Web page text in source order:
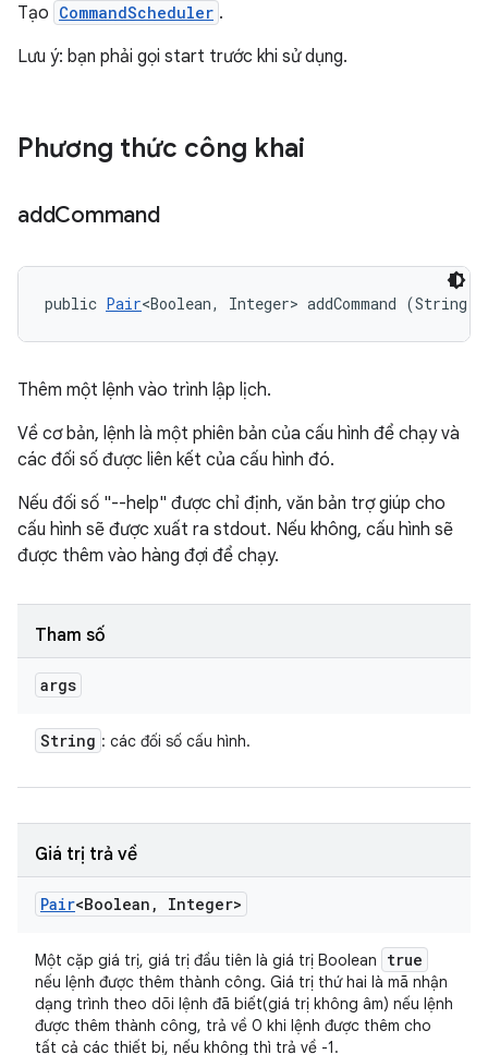
Tạo CommandScheduler .
Lưu ý: bạn phải gọi start trước khi sử dụng.
Phương thức công khai
addCommand
public Pair<Boolean, Integer> addCommand
Thêm một lệnh vào trình lập lịch.
Về cơ bản, lệnh là một phiên bản của cấu hình để chạy và
các đối số được liên kết của cấu hình đó.
Nếu đối số "--help" được chỉ định, văn bản trợ giúp cho
cấu hình sẽ được xuất ra stdout. Nếu không, cấu hình sẽ
được thêm vào hàng đợi để chạy.
Tham số
args
String : các đối số cấu hình.
Giá trị trả về
Pair<Boolean , Integer>
Một cặp giá trị, giá trị đầu tiên là giá trị Boolean true
nếu lệnh được thêm thành công. Giá trị thứ hai là mã nhận
dạng trình theo dõi lệnh đã biết(giá trị không âm) nếu lệnh
được thêm thành công, trả về 0 khi lệnh được thêm cho
tất cả các thiết bị, nếu không thì trả về -1.